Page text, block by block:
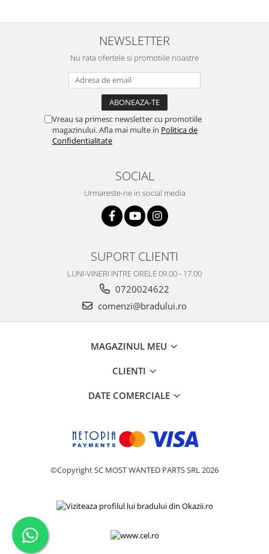
NEWSLETTER
Nu rata ofertele si promotiile noastre
Vreau sa primesc newsletter cu promotiile
magazinului. Afla mai multe in Politica de
Confidentialitate
SOCIAL
Urmareste-ne in social media
SUPORT CLIENTI
LUNI-VINERI INTRE ORELE 09.00 - 17.00
0720024622
comenzi@bradului.ro
MAGAZINUL MEU
CLIENTI
DATE COMERCIALE
©Copyright SC MOST WANTED PARTS SRL 2026